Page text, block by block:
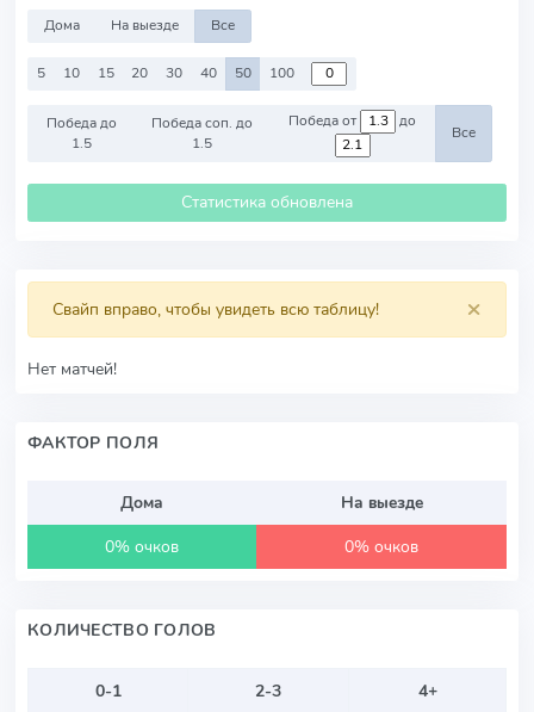
Дома На выезде Все
5 10 15 20 30 40 50 100
Победа до
1.5
Победа соп. до
1.5
Победа от до
Все
Статистика обновлена
×
Свайп вправо, чтобы увидеть всю таблицу!
Нет матчей!
ФАКТОР ПОЛЯ
Дома
На выезде
0% очков
0% очков
КОЛИЧЕСТВО ГОЛОВ
0-1 2-3
4+